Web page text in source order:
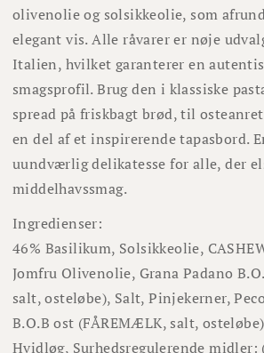
olivenolie og solsikkeolie, som
elegant vis. Alle råvarer er nøje
Italien, hvilket garanterer en
smagsprofil. Brug den i klassiske
spread på friskbagt brød, til
en del af et inspirerende tapasbord.
uundværlig delikatesse for alle, der
middelhavssmag.
Ingredienser:
46% Basilikum, Solsikkeolie,
Jomfru Olivenolie, Grana Padano
salt, osteløbe), Salt, Pinjekerner,
B.O.B ost (FÅREMÆLK, salt,
Hvidløg, Surhedsregulerende midler: